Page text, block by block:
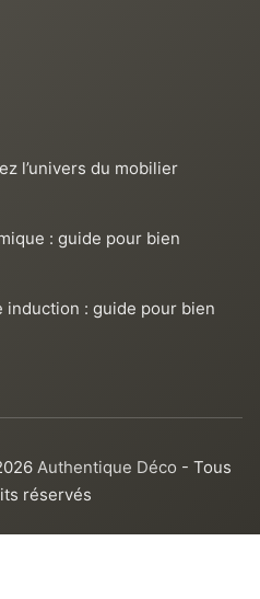
l’univers du mobilier
: guide pour bien
induction : guide pour bien
Authentique Déco - Tous
réservés